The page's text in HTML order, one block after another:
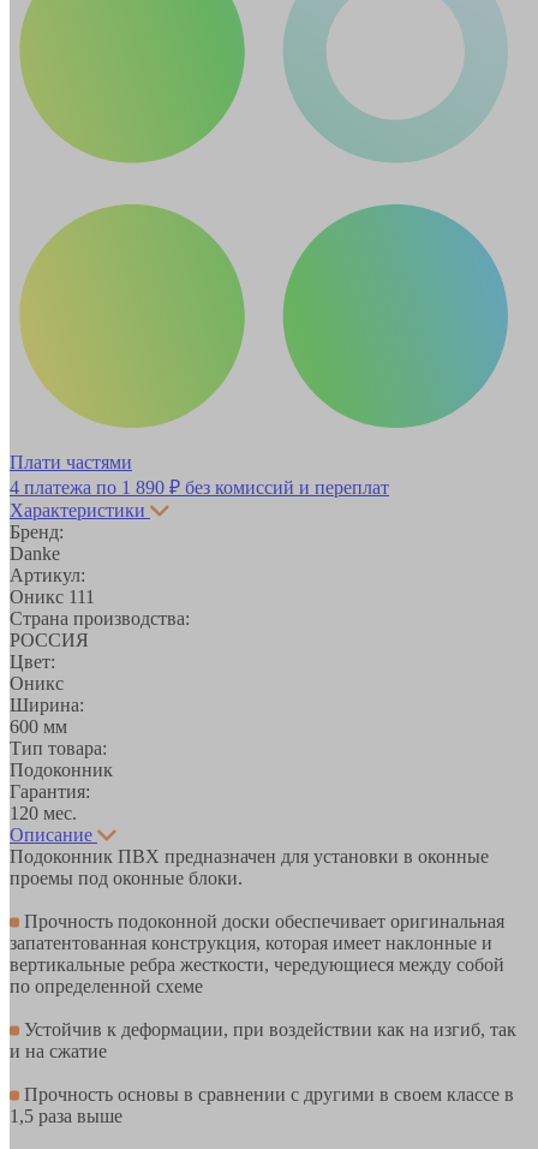
Плати частями
4 платежа по 1 890 ₽ без комиссий и переплат
Характеристики
Бренд:
Danke
Артикул:
Оникс 111
Страна производства:
РОССИЯ
Цвет:
Оникс
Ширина:
600 мм
Тип товара:
Подоконник
Гарантия:
120 мес.
Описание
Подоконник ПВХ предназначен для установки в оконные
проемы под оконные блоки.
Прочность подоконной доски обеспечивает оригинальная
запатентованная конструкция, которая имеет наклонные и
вертикальные ребра жесткости, чередующиеся между собой
по определенной схеме
Устойчив к деформации, при воздействии как на изгиб, так
и на сжатие
Прочность основы в сравнении с другими в своем классе в
1,5 раза выше